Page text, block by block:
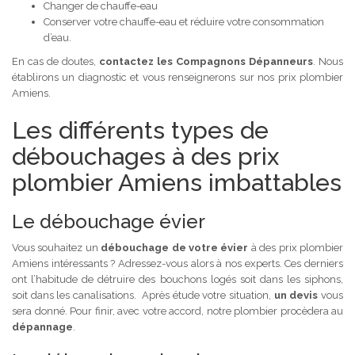
Changer de chauffe-eau
Conserver votre chauffe-eau et réduire votre consommation
d’eau.
En cas de doutes, contactez les Compagnons Dépanneurs . Nous
établirons un diagnostic et vous renseignerons sur nos prix plombier
Amiens.
Les différents types de
débouchages à des prix
plombier Amiens imbattables
Le débouchage évier
Vous souhaitez un débouchage de votre évier à des prix plombier
Amiens intéressants ? Adressez-vous alors à nos experts. Ces derniers
ont l’habitude de détruire des bouchons logés soit dans les siphons,
soit dans les canalisations. Après étude votre situation, un devis vous
sera donné. Pour finir, avec votre accord, notre plombier procèdera au
dépannage